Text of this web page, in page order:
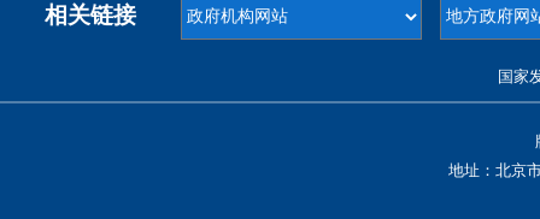
相关链接
国家
地址：北京